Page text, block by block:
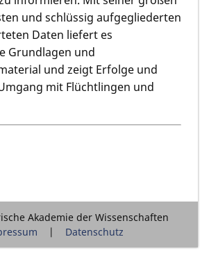
und schlüssig aufgegliederten
Daten liefert es
Grundlagen und
und zeigt Erfolge und
mit Flüchtlingen und
Akademie der Wissenschaften
Datenschutz